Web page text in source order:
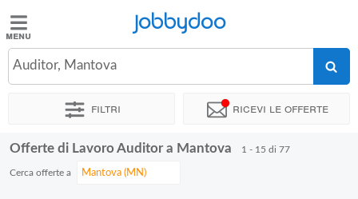
Jobbydoo
Offerte
Stipendi
Jobbydoo
Auditor, Mantova
Filtri Ricevi le offerte
Offerte di Lavoro Auditor a Mantova 1 - 15 di 77
Cerca offerte a